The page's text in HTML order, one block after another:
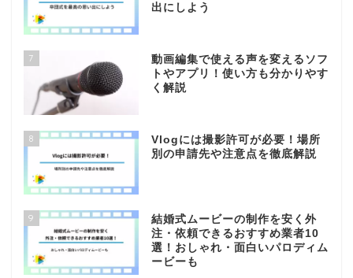
出にしよう
7
動画編集で使える声を変えるソフ
トやアプリ！使い方も分かりやす
く解説
8
Vlogには撮影許可が必要！場所
別の申請先や注意点を徹底解説
9
結婚式ムービーの制作を安く外
注・依頼できるおすすめ業者10
選！おしゃれ・面白いパロディム
ービーも